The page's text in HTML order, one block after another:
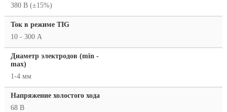
380 В (±15%)
Ток в режиме TIG
10 - 300 А
Диаметр электродов (min -
max)
1-4 мм
Напряжение холостого хода
68 В